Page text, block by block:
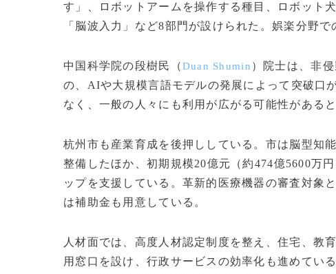
す」、ロボットアームを操作する種目、ロボット
「脳波入力」など8部門が設けられた。娯楽分野
中国科学院の段樹民（Duan Shumin ）院士は、非
の、AIや大規模言語モデルの発展によって突破口
なく、一般の人々にも利用が広がる可能性があると
杭州市も産業育成を後押ししている。市は脳型知
整備したほか、初期規模20億元（約474億5600万
ップを支援している。革新的医療機器の審査対象
は補助金も用意している。
人材面では、高度人材認定制度を整え、住宅、教
用窓口を設け、行政サービスの効率化も進めてい